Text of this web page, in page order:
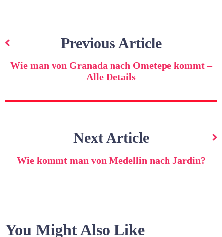
Previous Article
Wie man von Granada nach Ometepe kommt –
Alle Details
Next Article
Wie kommt man von Medellin nach Jardin?
You Might Also Like